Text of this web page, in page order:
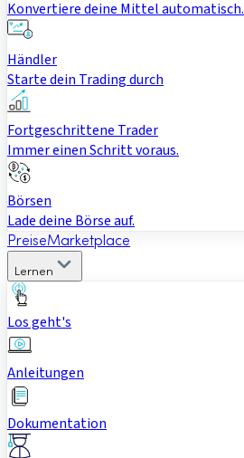
Konvertiere deine Mittel automatisch.
Händler
Starte dein Trading durch
Fortgeschrittene Trader
Immer einen Schritt voraus.
Börsen
Lade deine Börse auf.
PreiseMarketplace
Lernen
Los geht's
Anleitungen
Dokumentation